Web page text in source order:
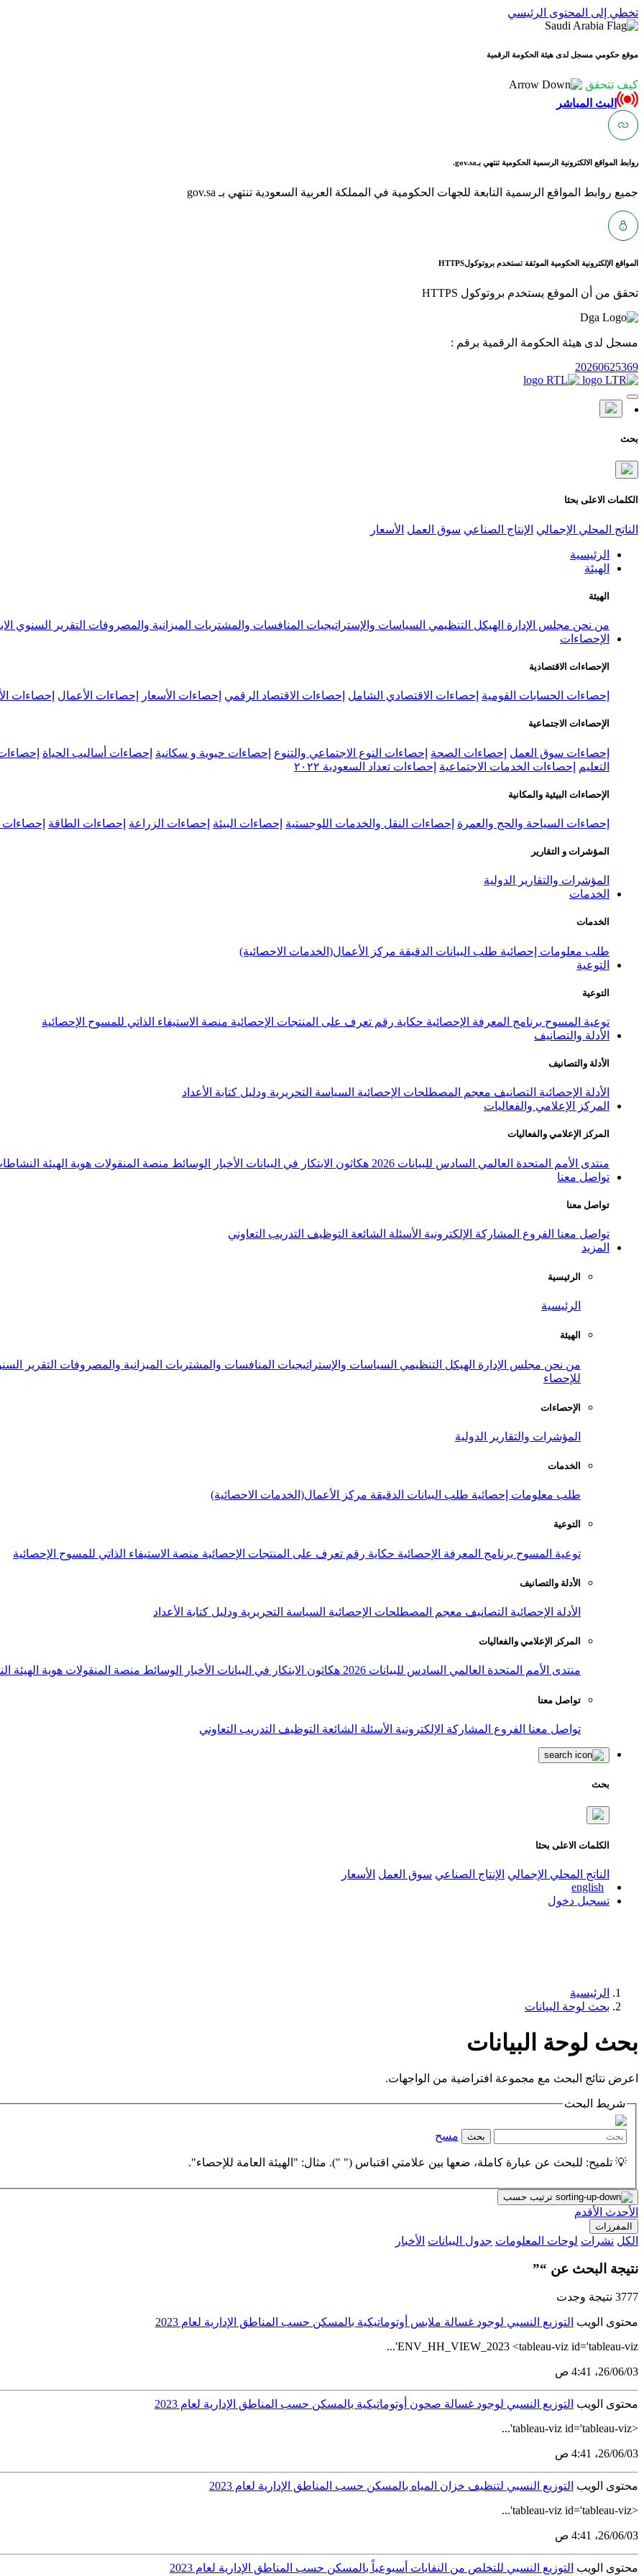
تخطي إلى المحتوى الرئيسي
موقع حكومي مسجل لدى هيئة الحكومة الرقمية
كيف تتحقق
البث المباشر
روابط المواقع الالكترونية الرسمية الحكومية تنتهي بـgov.sa.
جميع روابط المواقع الرسمية التابعة للجهات الحكومية في المملكة العربية السعودية تنتهي بـ gov.sa
المواقع الإلكترونية الحكومية الموثقة تستخدم بروتوكولHTTPS
تحقق من أن الموقع يستخدم بروتوكول HTTPS
مسجل لدى هيئة الحكومة الرقمية برقم :
20260625369
بحث
الكلمات الاعلى بحثا
الناتج المحلي الإجمالي الإنتاج الصناعي سوق العمل الأسعار
الرئيسية
الهيئة
الهيئة
من نحن مجلس الإدارة الهيكل التنظيمي السياسات والإستراتيجيات المنافسات والمشتريات الميزانية والمصروفات التقرير السنوي
الإحصاءات
الإحصاءات الاقتصادية
إحصاءات الحسابات القومية إحصاءات الاقتصادي الشامل إحصاءات الاقتصاد الرقمي إحصاءات الأسعار إحصاءات الأعمال إحصاءات
الإحصاءات الاجتماعية
إحصاءات سوق العمل إحصاءات الصحة إحصاءات النوع الاجتماعي والتنوع إحصاءات حيوية و سكانية إحصاءات أساليب الحياة
التعليم
إحصاءات الخدمات الاجتماعية إحصاءات تعداد السعودية ٢٠٢٢
الإحصاءات البيئية والمكانية
إحصاءات السياحة والحج والعمرة إحصاءات النقل والخدمات اللوجستية إحصاءات البيئة إحصاءات الزراعة إحصاءات الطاقة إحصاءات
المؤشرات و التقارير
المؤشرات والتقارير الدولية
الخدمات
الخدمات
طلب معلومات إحصائية طلب البيانات الدقيقة مركز الأعمال(الخدمات الاحصائية)
التوعية
التوعية
توعية المسوح برنامج المعرفة الإحصائية حكاية رقم تعرف على المنتجات الإحصائية منصة الاستيفاء الذاتي للمسوح الإحصائية
الأدلة والتصانيف
الأدلة والتصانيف
الأدلة الإحصائية التصانيف معجم المصطلحات الإحصائية السياسة التحريرية ودليل كتابة الأعداد
المركز الإعلامي والفعاليات
المركز الإعلامي والفعاليات
منتدى الأمم المتحدة العالمي السادس للبيانات 2026 هكاثون الابتكار في البيانات الأخبار الوسائط منصة المنقولات هوية الهيئة
تواصل معنا
تواصل معنا
تواصل معنا الفروع المشاركة الإلكترونية الأسئلة الشائعة التوظيف التدريب التعاوني
المزيد
الرئيسية
الرئيسية
الهيئة
من نحن مجلس الإدارة الهيكل التنظيمي السياسات والإستراتيجيات المنافسات والمشتريات الميزانية والمصروفات التقرير
للإحصاء
الإحصاءات
المؤشرات والتقارير الدولية
الخدمات
طلب معلومات إحصائية طلب البيانات الدقيقة مركز الأعمال(الخدمات الاحصائية)
التوعية
توعية المسوح برنامج المعرفة الإحصائية حكاية رقم تعرف على المنتجات الإحصائية منصة الاستيفاء الذاتي للمسوح الإحصائية
الأدلة والتصانيف
الأدلة الإحصائية التصانيف معجم المصطلحات الإحصائية السياسة التحريرية ودليل كتابة الأعداد
المركز الإعلامي والفعاليات
منتدى الأمم المتحدة العالمي السادس للبيانات 2026 هكاثون الابتكار في البيانات الأخبار الوسائط منصة المنقولات هوية الهيئة
تواصل معنا
تواصل معنا الفروع المشاركة الإلكترونية الأسئلة الشائعة التوظيف التدريب التعاوني
بحث
الكلمات الاعلى بحثا
الناتج المحلي الإجمالي الإنتاج الصناعي سوق العمل الأسعار
english
تسجيل دخول
الرئيسية
بحث لوحة البيانات
بحث لوحة البيانات
اعرض نتائج البحث مع مجموعة افتراضية من الواجهات.
شريط البحث
بحث مسح
💡 تلميح: للبحث عن عبارة كاملة، ضعها بين علامتي اقتباس (" "). مثال: "الهيئة العامة للإحصاء".
ترتيب حسب
الأحدث الأقدم
المفرزات
الكل نشرات لوحات المعلومات جدول البيانات الأخبار
نتيجة البحث عن “”
3777 نتيجة وجدت
محتوى الويب التوزيع النسبي لوجود غسالة ملابس أوتوماتيكية بالمسكن حسب المناطق الإدارية لعام 2023
ENV_HH_VIEW_2023 <tableau-viz id='tableau-viz'...
03‏/06‏/26، 4:41 ص
محتوى الويب التوزيع النسبي لوجود غسالة صحون أوتوماتيكية بالمسكن حسب المناطق الإدارية لعام 2023
<tableau-viz id='tableau-viz'...
03‏/06‏/26، 4:41 ص
محتوى الويب التوزيع النسبي لتنظيف خزان المياه بالمسكن حسب المناطق الإدارية لعام 2023
<tableau-viz id='tableau-viz'...
03‏/06‏/26، 4:41 ص
محتوى الويب التوزيع النسبي للتخلص من النفايات أسبوعياً بالمسكن حسب المناطق الإدارية لعام 2023